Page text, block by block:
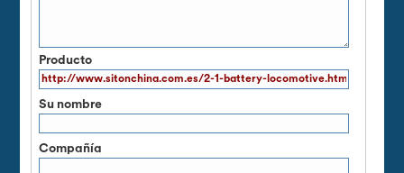
Producto
Su nombre
Compañía